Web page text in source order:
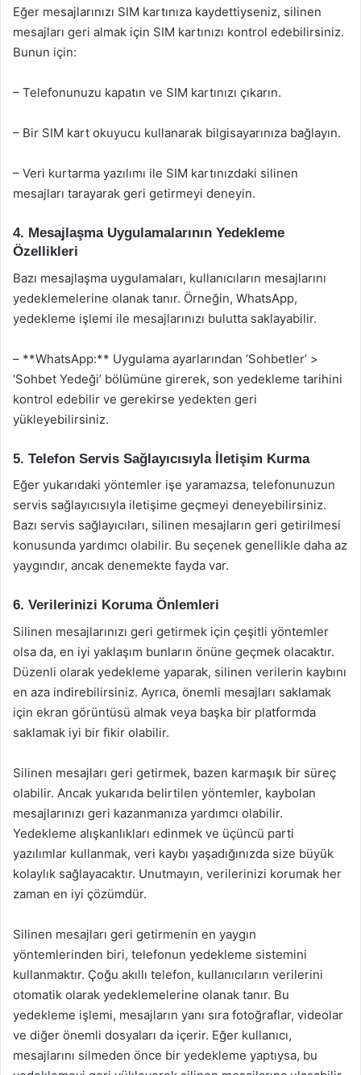
Eğer mesajlarınızı SIM kartınıza kaydettiyseniz, silinen
mesajları geri almak için SIM kartınızı kontrol edebilirsiniz.
Bunun için:
– Telefonunuzu kapatın ve SIM kartınızı çıkarın.
– Bir SIM kart okuyucu kullanarak bilgisayarınıza bağlayın.
– Veri kurtarma yazılımı ile SIM kartınızdaki silinen
mesajları tarayarak geri getirmeyi deneyin.
4. Mesajlaşma Uygulamalarının Yedekleme
Özellikleri
Bazı mesajlaşma uygulamaları, kullanıcıların mesajlarını
yedeklemelerine olanak tanır. Örneğin, WhatsApp,
yedekleme işlemi ile mesajlarınızı bulutta saklayabilir.
– **WhatsApp:** Uygulama ayarlarından ‘Sohbetler’ >
‘Sohbet Yedeği’ bölümüne girerek, son yedekleme tarihini
kontrol edebilir ve gerekirse yedekten geri
yükleyebilirsiniz.
5. Telefon Servis Sağlayıcısıyla İletişim Kurma
Eğer yukarıdaki yöntemler işe yaramazsa, telefonunuzun
servis sağlayıcısıyla iletişime geçmeyi deneyebilirsiniz.
Bazı servis sağlayıcıları, silinen mesajların geri getirilmesi
konusunda yardımcı olabilir. Bu seçenek genellikle daha az
yaygındır, ancak denemekte fayda var.
6. Verilerinizi Koruma Önlemleri
Silinen mesajlarınızı geri getirmek için çeşitli yöntemler
olsa da, en iyi yaklaşım bunların önüne geçmek olacaktır.
Düzenli olarak yedekleme yaparak, silinen verilerin kaybını
en aza indirebilirsiniz. Ayrıca, önemli mesajları saklamak
için ekran görüntüsü almak veya başka bir platformda
saklamak iyi bir fikir olabilir.
Silinen mesajları geri getirmek, bazen karmaşık bir süreç
olabilir. Ancak yukarıda belirtilen yöntemler, kaybolan
mesajlarınızı geri kazanmanıza yardımcı olabilir.
Yedekleme alışkanlıkları edinmek ve üçüncü parti
yazılımlar kullanmak, veri kaybı yaşadığınızda size büyük
kolaylık sağlayacaktır. Unutmayın, verilerinizi korumak her
zaman en iyi çözümdür.
Silinen mesajları geri getirmenin en yaygın
yöntemlerinden biri, telefonun yedekleme sistemini
kullanmaktır. Çoğu akıllı telefon, kullanıcıların verilerini
otomatik olarak yedeklemelerine olanak tanır. Bu
yedekleme işlemi, mesajların yanı sıra fotoğraflar, videolar
ve diğer önemli dosyaları da içerir. Eğer kullanıcı,
mesajlarını silmeden önce bir yedekleme yaptıysa, bu